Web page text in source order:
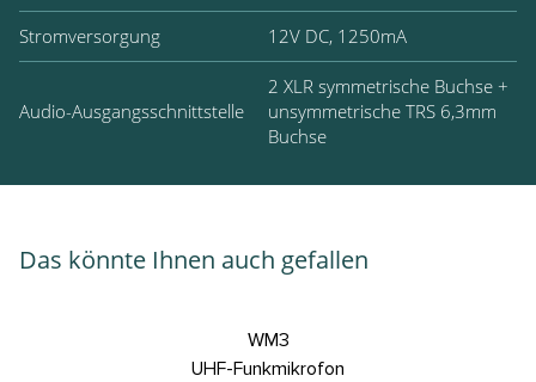
Stromversorgung 12V DC, 1250mA
Audio-Ausgangsschnittstelle
2 XLR symmetrische Buchse +
unsymmetrische TRS 6,3mm
Buchse
Das könnte Ihnen auch gefallen
WM3
UHF-Funkmikrofon